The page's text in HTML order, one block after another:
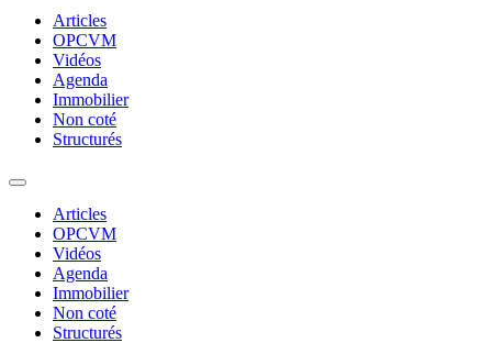
Articles
OPCVM
Vidéos
Agenda
Immobilier
Non coté
Structurés
Articles
OPCVM
Vidéos
Agenda
Immobilier
Non coté
Structurés